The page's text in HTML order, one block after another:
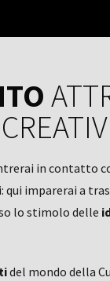
in contatto
imparerai a
lo stimolo delle
del mondo della